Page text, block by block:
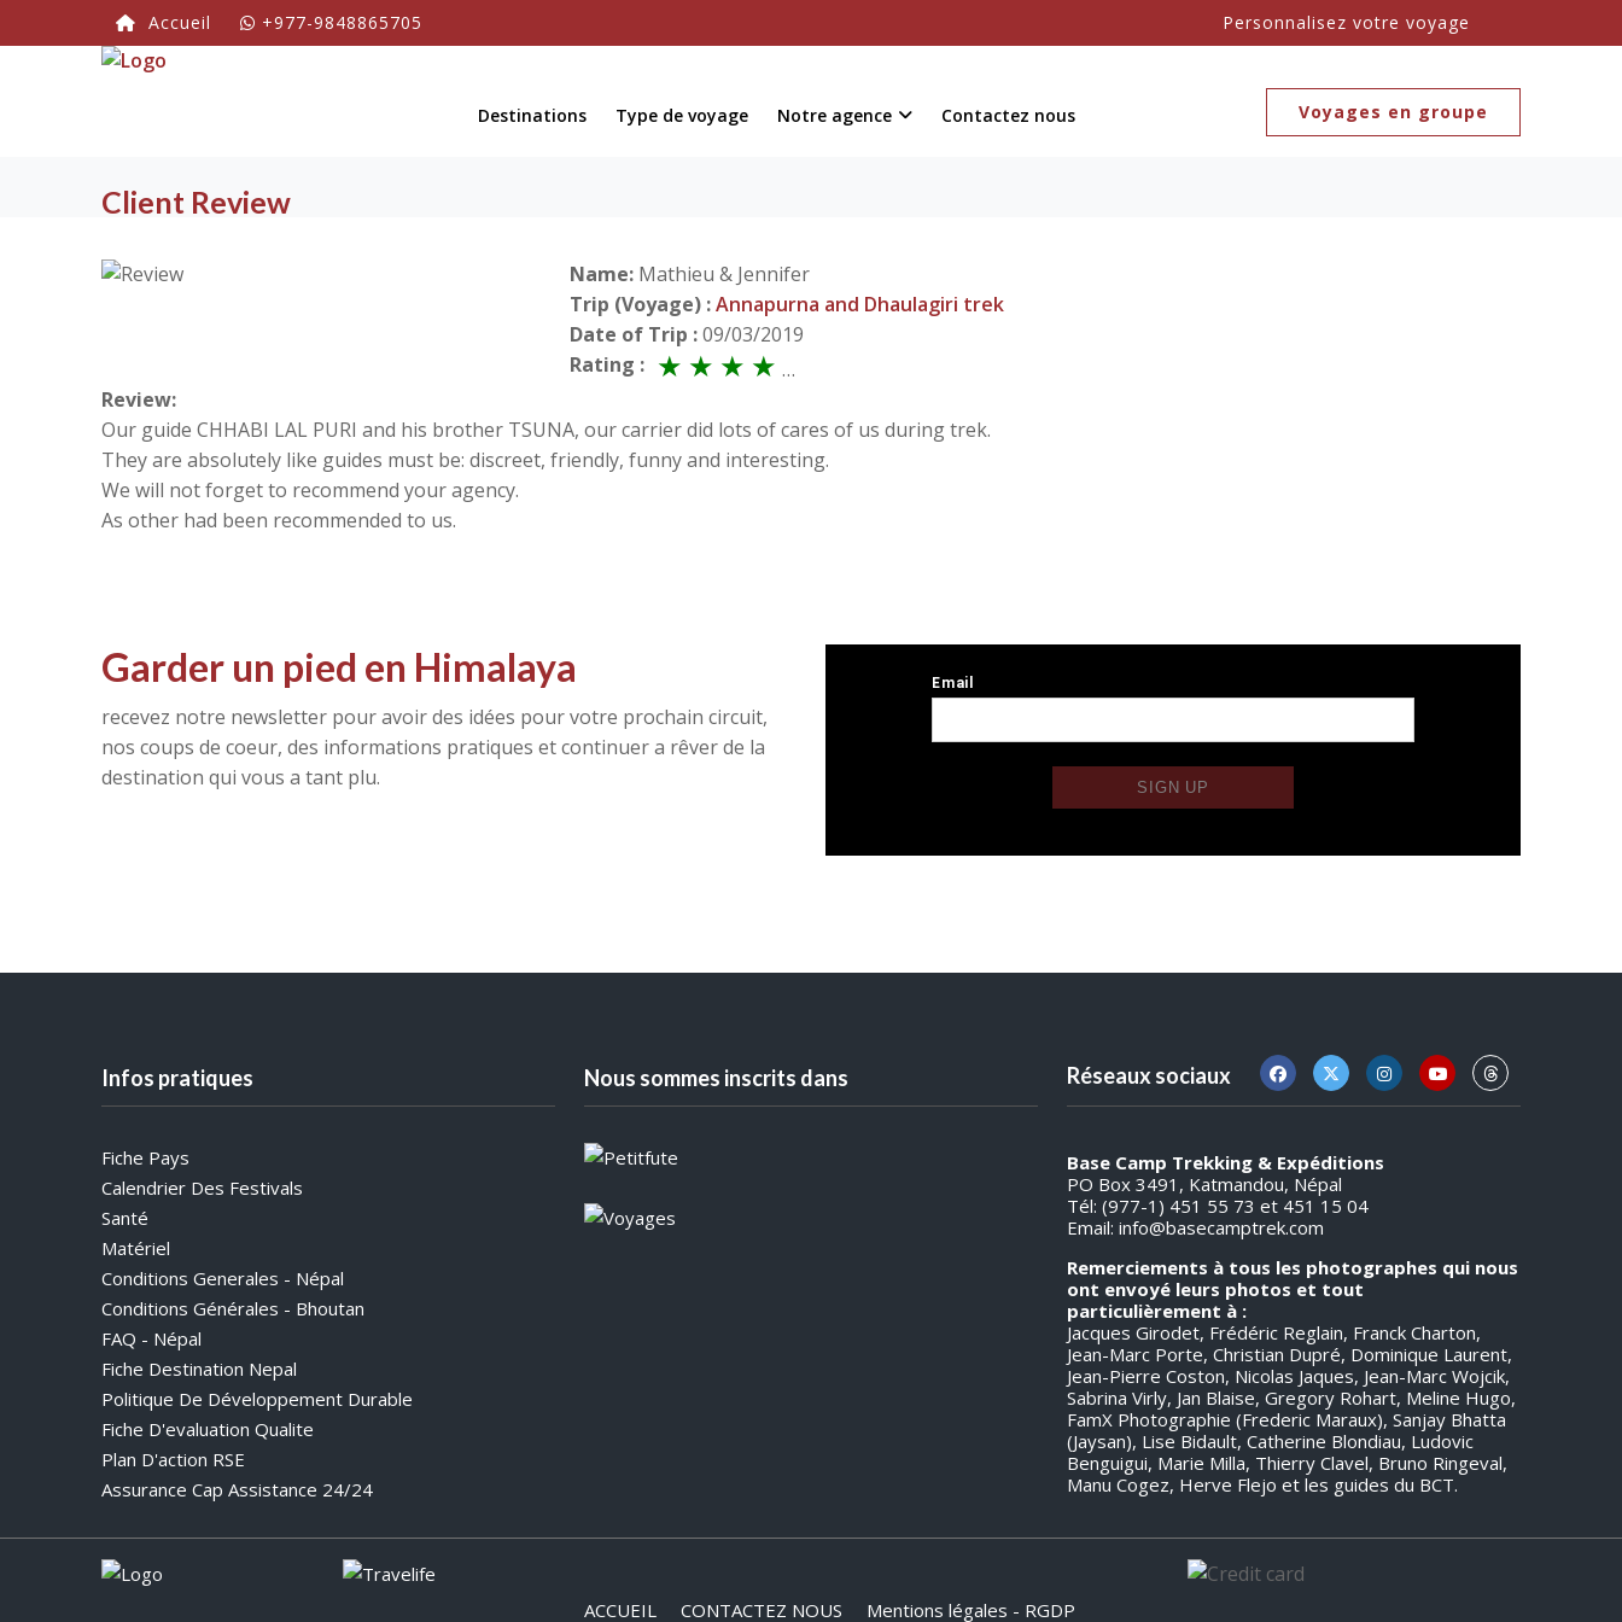
Accueil +977-9848865705 Personnalisez votre voyage
Destinations Type de voyage Notre agence Contactez nous Voyages en groupe
Client Review
Name: Mathieu & Jennifer
Trip (Voyage) :Annapurna and Dhaulagiri trek
Date of Trip :09/03/2019
Rating :
Review:
Our guide CHHABI LAL PURI and his brother TSUNA, our carrier did lots of cares of us during trek.
They are absolutely like guides must be: discreet, friendly, funny and interesting.
We will not forget to recommend your agency.
As other had been recommended to us.
Garder un pied en Himalaya
recevez notre newsletter pour avoir des idées pour votre prochain circuit,
nos coups de coeur, des informations pratiques et continuer a rêver de la
destination qui vous a tant plu.
Infos pratiques
Fiche Pays
Calendrier Des Festivals
Santé
Matériel
Conditions Generales - Népal
Conditions Générales - Bhoutan
FAQ - Népal
Fiche Destination Nepal
Politique De Développement Durable
Fiche D'evaluation Qualite
Plan D'action RSE
Assurance Cap Assistance 24/24
Nous sommes inscrits dans Réseaux sociaux
Base Camp Trekking & Expéditions
PO Box 3491, Katmandou, Népal
Tél: (977-1) 451 55 73 et 451 15 04
Email: info@basecamptrek.com
Remerciements à tous les photographes qui nous
ont envoyé leurs photos et tout
particulièrement à :
Jacques Girodet, Frédéric Reglain, Franck Charton,
Jean-Marc Porte, Christian Dupré, Dominique Laurent,
Jean-Pierre Coston, Nicolas Jaques, Jean-Marc Wojcik,
Sabrina Virly, Jan Blaise, Gregory Rohart, Meline Hugo,
FamX Photographie (Frederic Maraux), Sanjay Bhatta
(Jaysan), Lise Bidault, Catherine Blondiau, Ludovic
Benguigui, Marie Milla, Thierry Clavel, Bruno Ringeval,
Manu Cogez, Herve Flejo et les guides du BCT.
ACCUEIL CONTACTEZ NOUS Mentions légales - RGDP